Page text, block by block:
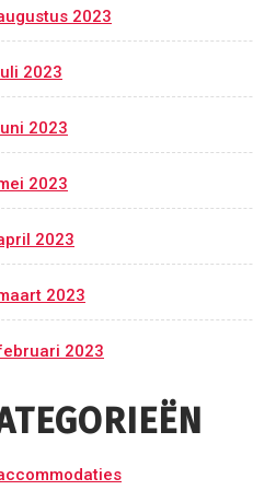
2023
2023
2023
2023
2023
2023
2023